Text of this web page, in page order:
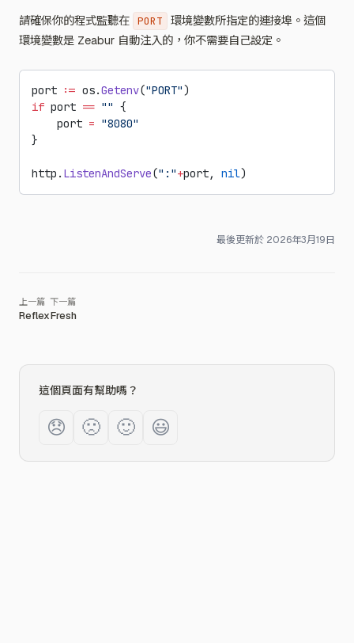
請確保你的程式監聽在 PORT
環境變數所指定的連接埠。這個
環境變數是 Zeabur 自動注入的，你不需要自己設定。
port := os.Getenv("PORT")
if port == "" {
    port
= "8080"
}
http. ListenAndServe(":"+port, nil)
最後更新於 2026年3月19日
ReflexFresh
這個頁面有幫助嗎？
😞 🙁 🙂 😃